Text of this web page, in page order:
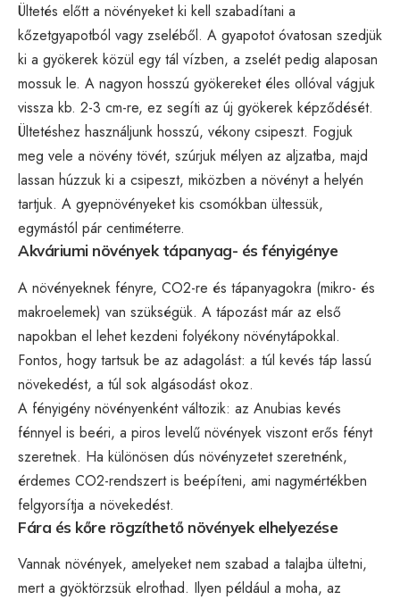
Ültetés előtt a növényeket ki kell szabadítani a
kőzetgyapotból vagy zseléből. A gyapotot óvatosan szedjük
ki a gyökerek közül egy tál vízben, a zselét pedig alaposan
mossuk le. A nagyon hosszú gyökereket éles ollóval vágjuk
vissza kb. 2-3 cm-re, ez segíti az új gyökerek képződését.
Ültetéshez használjunk hosszú, vékony csipeszt. Fogjuk
meg vele a növény tövét, szúrjuk mélyen az aljzatba, majd
lassan húzzuk ki a csipeszt, miközben a növényt a helyén
tartjuk. A gyepnövényeket kis csomókban ültessük,
egymástól pár centiméterre.
Akváriumi növények tápanyag- és fényigénye
A növényeknek fényre, CO2-re és tápanyagokra (mikro- és
makroelemek) van szükségük. A tápozást már az első
napokban el lehet kezdeni folyékony növénytápokkal.
Fontos, hogy tartsuk be az adagolást: a túl kevés táp lassú
növekedést, a túl sok algásodást okoz.
A fényigény növényenként változik: az Anubias kevés
fénnyel is beéri, a piros levelű növények viszont erős fényt
szeretnek. Ha különösen dús növényzetet szeretnénk,
érdemes CO2-rendszert is beépíteni, ami nagymértékben
felgyorsítja a növekedést.
Fára és kőre rögzíthető növények elhelyezése
Vannak növények, amelyeket nem szabad a talajba ültetni,
mert a gyöktörzsük elrothad. Ilyen például a moha, az